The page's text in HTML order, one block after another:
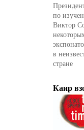
по
Виктор
в
стране
Каир